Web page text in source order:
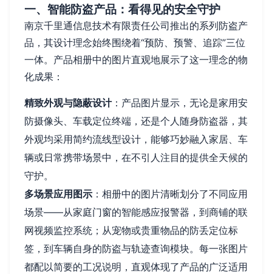
一、智能防盗产品：看得见的安全守护
南京千里通信息技术有限责任公司推出的系列防盗产
品，其设计理念始终围绕着“预防、预警、追踪”三位
一体。产品相册中的图片直观地展示了这一理念的物
化成果：
精致外观与隐蔽设计：产品图片显示，无论是家用安
防摄像头、车载定位终端，还是个人随身防盗器，其
外观均采用简约流线型设计，能够巧妙融入家居、车
辆或日常携带场景中，在不引人注目的提供全天候的
守护。
多场景应用图示 ：相册中的图片清晰划分了不同应用
场景——从家庭门窗的智能感应报警器，到商铺的联
网视频监控系统；从宠物或贵重物品的防丢定位标
签，到车辆自身的防盗与轨迹查询模块。每一张图片
都配以简要的工况说明，直观体现了产品的广泛适用